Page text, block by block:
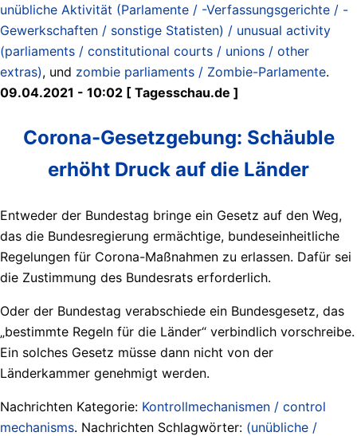
unübliche Aktivität (Parlamente / -Verfassungsgerichte / -
Gewerkschaften / sonstige Statisten) / unusual activity
(parliaments / constitutional courts / unions / other
extras), und zombie parliaments / Zombie-Parlamente.
09.04.2021 - 10:02 [ Tagesschau.de ]
Corona-Gesetzgebung: Schäuble
erhöht Druck auf die Länder
Entweder der Bundestag bringe ein Gesetz auf den Weg,
das die Bundesregierung ermächtige, bundeseinheitliche
Regelungen für Corona-Maßnahmen zu erlassen. Dafür sei
die Zustimmung des Bundesrats erforderlich.
Oder der Bundestag verabschiede ein Bundesgesetz, das
„bestimmte Regeln für die Länder“ verbindlich vorschreibe.
Ein solches Gesetz müsse dann nicht von der
Länderkammer genehmigt werden.
Nachrichten Kategorie: Kontrollmechanismen / control
mechanisms. Nachrichten Schlagwörter: (unübliche /